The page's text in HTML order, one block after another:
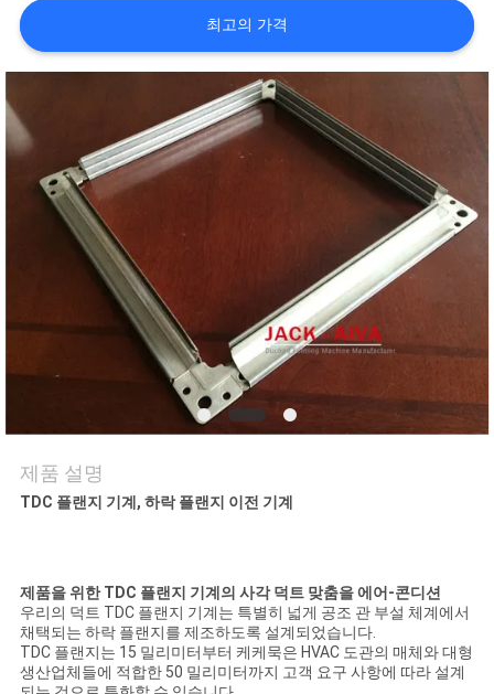
투
어
품
저
와
연
뉴
스
최고의 가격
제품 설명
TDC 플랜지 기계, 하락 플랜지 이전 기계
제품을 위한 TDC 플랜지 기계의 사각 덕트 맞춤을 에어-콘디션
우리의 덕트 TDC 플랜지 기계는 특별히 넓게 공조 관 부설 체계에서
채택되는 하락 플랜지를 제조하도록 설계되었습니다.
TDC 플랜지는 15 밀리미터부터 케케묵은 HVAC 도관의 매체와 대형
생산업체들에 적합한 50 밀리미터까지 고객 요구 사항에 따라 설계